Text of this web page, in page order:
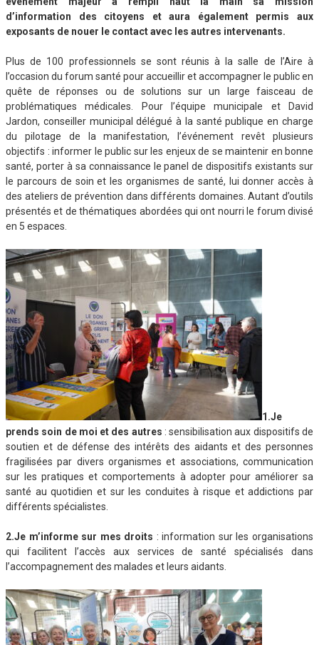
d’information des citoyens et aura également permis aux
exposants de nouer le contact avec les autres intervenants.
Plus de 100 professionnels se sont réunis à la salle de l’Aire à
l’occasion du forum santé pour accueillir et accompagner le public en
quête de réponses ou de solutions sur un large faisceau de
problématiques médicales. Pour l’équipe municipale et David
Jardon, conseiller municipal délégué à la santé publique en charge
du pilotage de la manifestation, l’événement revêt plusieurs
objectifs : informer le public sur les enjeux de se maintenir en bonne
santé, porter à sa connaissance le panel de dispositifs existants sur
le parcours de soin et les organismes de santé, lui donner accès à
des ateliers de prévention dans différents domaines. Autant d’outils
présentés et de thématiques abordées qui ont nourri le forum divisé
en 5 espaces.
1.Je
prends soin de moi et des autres : sensibilisation aux dispositifs de
soutien et de défense des intérêts des aidants et des personnes
fragilisées par divers organismes et associations, communication
sur les pratiques et comportements à adopter pour améliorer sa
santé au quotidien et sur les conduites à risque et addictions par
différents spécialistes.
2.Je m’informe sur mes droits : information sur les organisations
qui facilitent l’accès aux services de santé spécialisés dans
l’accompagnement des malades et leurs aidants.